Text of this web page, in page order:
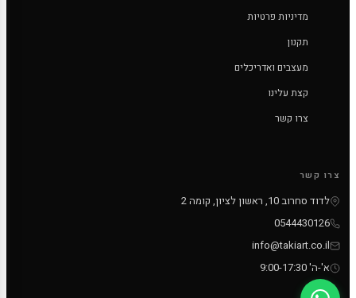
מדיניות פרטיות
תקנון
מעצבים ואדריכלים
קצת עלינו
צרו קשר
צרו קשר
לדוד סחרוב 10, ראשון לציון, קומה 2
0544430126
info@takiart.co.il
א'-ה' 9:00-17:30